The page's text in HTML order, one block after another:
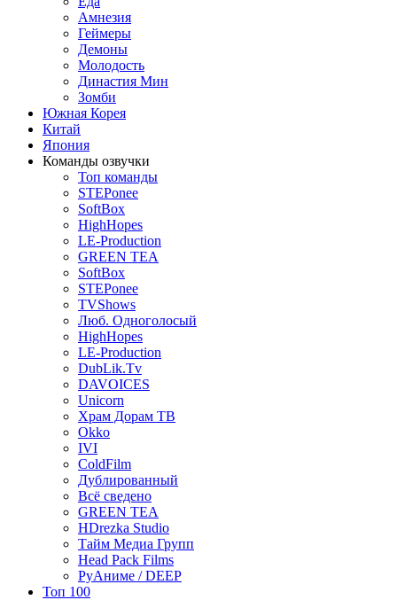
Амнезия
Геймеры
Демоны
Молодость
Династия Мин
Зомби
Южная Корея
Китай
Япония
Команды озвучки
Топ команды
STEPonee
SoftBox
HighHopes
LE-Production
GREEN TEA
SoftBox
STEPonee
TVShows
Люб. Одноголосый
HighHopes
LE-Production
DubLik.Tv
DAVOICES
Unicorn
Храм Дорам ТВ
Okko
IVI
ColdFilm
Дублированный
Всё сведено
GREEN TEA
HDrezka Studio
Тайм Медиа Групп
Head Pack Films
РуАниме / DEEP
Топ 100